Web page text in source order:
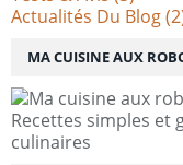
MA CUISINE AUX
Recettes simples et
culinaires
Actualités Du Blog